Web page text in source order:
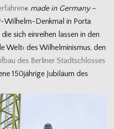
« made in Ger­many–
Wilhelm-Denkmal in Porta
sich ein­rei­hen las­sen in den
Welt‹ des Wil­hel­mi­nis­mus, den
des Ber­li­ner Stadt­schlos­ses
150jährige Jubi­läum des